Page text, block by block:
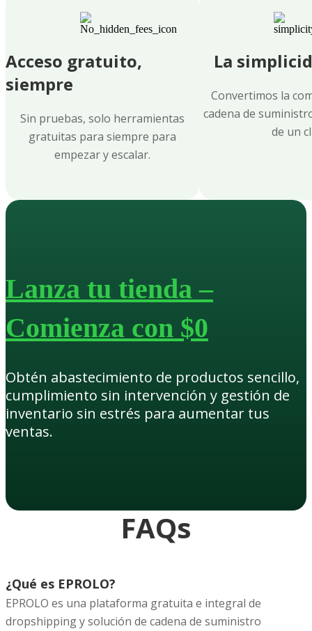
Comienza Gratis
Acceso gratuito,
siempre
Sin pruebas, solo herramientas
gratuitas para siempre para
empezar y escalar.
La
Convertimos la
cadena de
de un
Lanza tu tienda –
Comienza con $0
Obtén abastecimiento de productos sencillo,
cumplimiento sin intervención y gestión de
inventario sin estrés para aumentar tus
ventas.
FAQs
¿Qué es EPROLO?
EPROLO es una plataforma gratuita e integral de
dropshipping y solución de cadena de suministro